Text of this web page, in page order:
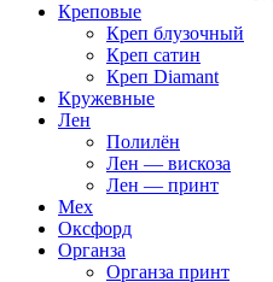
Креповые
Креп блузочный
Креп сатин
Креп Diamant
Кружевные
Лен
Полилён
Лен — вискоза
Лен — принт
Мех
Оксфорд
Органза
Органза принт